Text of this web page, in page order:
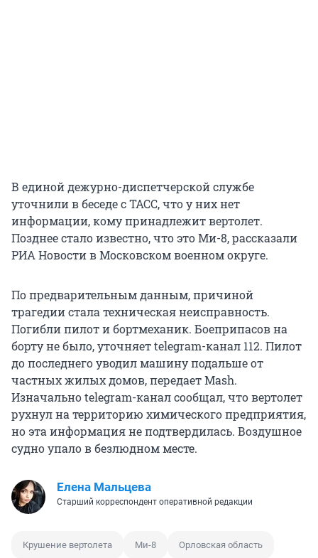
В единой дежурно-диспетчерской службе
уточнили в беседе с ТАСС, что у них нет
информации, кому принадлежит вертолет.
Позднее стало известно, что это Ми-8, рассказали
РИА Новости в Московском военном округе.
По предварительным данным, причиной
трагедии стала техническая неисправность.
Погибли пилот и бортмеханик. Боеприпасов на
борту не было, уточняет telegram-канал 112. Пилот
до последнего уводил машину подальше от
частных жилых домов, передает Mash.
Изначально telegram-канал сообщал, что вертолет
рухнул на территорию химического предприятия,
но эта информация не подтвердилась. Воздушное
судно упало в безлюдном месте.
Елена Мальцева
Старший корреспондент оперативной редакции
Крушение вертолета Ми-8 Орловская область